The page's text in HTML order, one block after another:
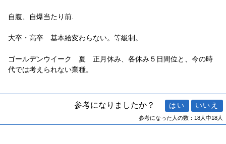
自腹、自爆当たり前.
大卒・高卒 基本給変わらない。等級制。
ゴールデンウイーク 夏 正月休み、各休み５日間位と、今の時
代では考えられない業種。
参考になりましたか？
参考になった人の数：18人中18人